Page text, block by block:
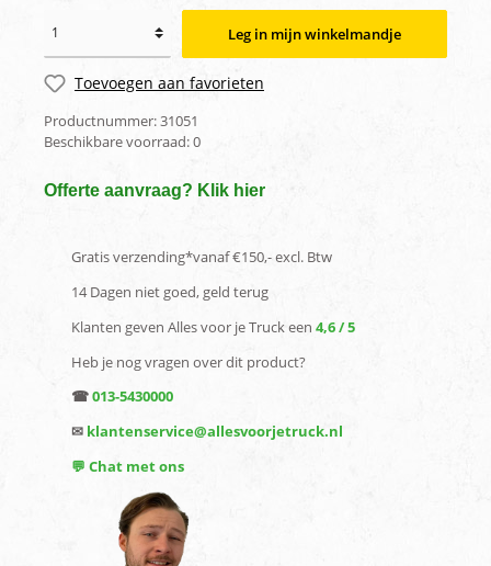
Leg in mijn winkelmandje
Toevoegen aan favorieten
Productnummer:31051
Beschikbare voorraad:0
Offerte aanvraag? Klik hier
Gratis verzending*vanaf €150,- excl. Btw
14 Dagen niet goed, geld terug
Klanten geven Alles voor je Truck een 4,6 / 5
Heb je nog vragen over dit product?
☎013-5430000
✉ klantenservice@allesvoorjetruck.nl
💬 Chat met ons